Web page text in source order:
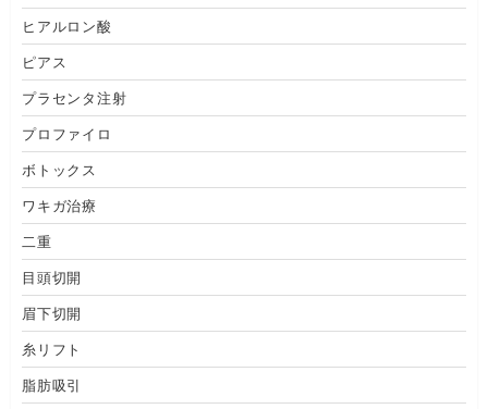
ヒアルロン酸
ピアス
プラセンタ注射
プロファイロ
ボトックス
ワキガ治療
二重
目頭切開
眉下切開
糸リフト
脂肪吸引